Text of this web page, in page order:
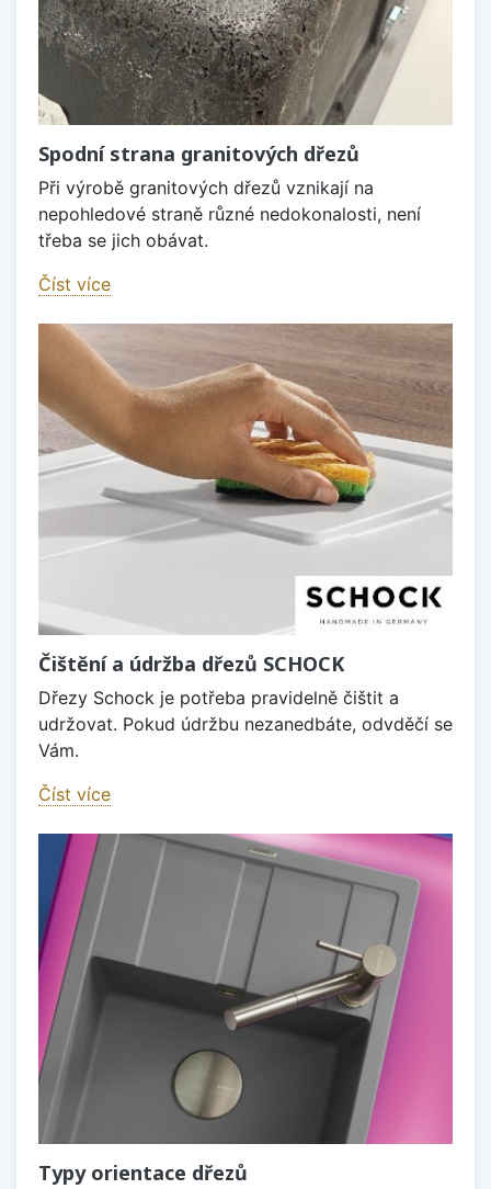
Spodní strana granitových dřezů
Při výrobě granitových dřezů vznikají na
nepohledové straně různé nedokonalosti, není
třeba se jich obávat.
Číst více
Čištění a údržba dřezů SCHOCK
Dřezy Schock je potřeba pravidelně čištit a
udržovat. Pokud údržbu nezanedbáte, odvděčí se
Vám.
Číst více
Typy orientace dřezů